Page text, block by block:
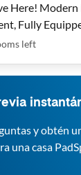
Here! Modern
Fully
left
y obtén
una casa